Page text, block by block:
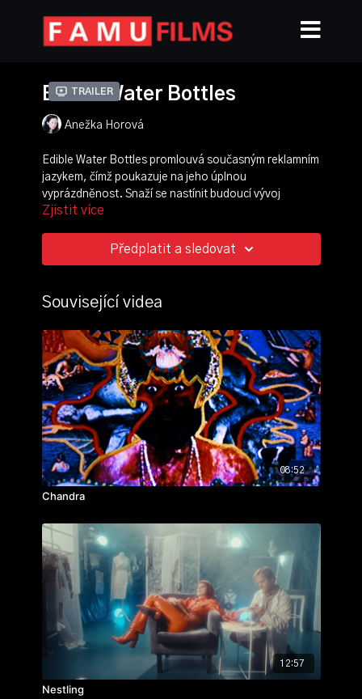
Trailer
Edible Water Bottles
Anežka Horová
Edible Water Bottles promlouvá současným reklamním
jazykem, čímž poukazuje na jeho úplnou
vyprázdněnost. Snaží se nastínit budoucí vývoj
prodeje luxusních předmětů. Využívá k tomu dva
dívčího těla a důraz na vědecké postupy použité při
výrobě produktu.
režie, střih, scénografie:
Kryštof Hlůže
zvuk:Michael Kocáb
hudba: Never Sol
hrají: Klára Čechová
ročník: 3.
cvičení: bakalářské dílo
rok výroby: 2020
Zjistit více
Předplatit a sledovat
Související videa
08:52
Chandra
12:57
Nestling